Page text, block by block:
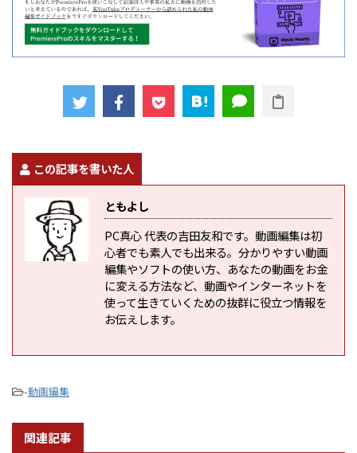
この記事を書いた人
ともよし
PC真心 代表の吉田友和です。動画編集は初
心者でも素人でも出来る。分かりやすい動画
編集やソフトの使い方、あなたの動画をお金
に変える方法など、動画やインターネットを
使って生きていくための抜群に役立つ情報を
お伝えします。
-動画編集
関連記事